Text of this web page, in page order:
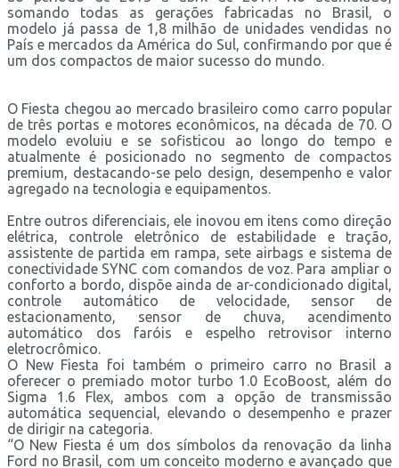
somando todas as gerações fabricadas no Brasil, o
modelo já passa de 1,8 milhão de unidades vendidas no
País e mercados da América do Sul, confirmando por que é
um dos compactos de maior sucesso do mundo.
O Fiesta chegou ao mercado brasileiro como carro popular
de três portas e motores econômicos, na década de 70. O
modelo evoluiu e se sofisticou ao longo do tempo e
atualmente é posicionado no segmento de compactos
premium, destacando-se pelo design, desempenho e valor
agregado na tecnologia e equipamentos.
Entre outros diferenciais, ele inovou em itens como direção
elétrica, controle eletrônico de estabilidade e tração,
assistente de partida em rampa, sete airbags e sistema de
conectividade SYNC com comandos de voz. Para ampliar o
conforto a bordo, dispõe ainda de ar-condicionado digital,
controle automático de velocidade, sensor de
estacionamento, sensor de chuva, acendimento
automático dos faróis e espelho retrovisor interno
eletrocrômico.
O New Fiesta foi também o primeiro carro no Brasil a
oferecer o premiado motor turbo 1.0 EcoBoost, além do
Sigma 1.6 Flex, ambos com a opção de transmissão
automática sequencial, elevando o desempenho e prazer
de dirigir na categoria.
“O New Fiesta é um dos símbolos da renovação da linha
Ford no Brasil, com um conceito moderno e avançado que